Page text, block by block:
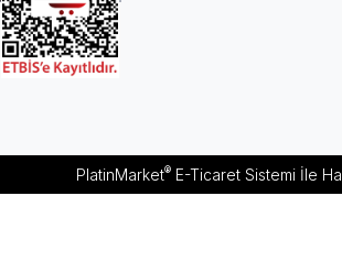
PlatinMarket®E-Ticaret Sistemiİle